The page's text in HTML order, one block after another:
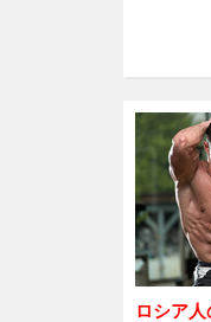
ロシア